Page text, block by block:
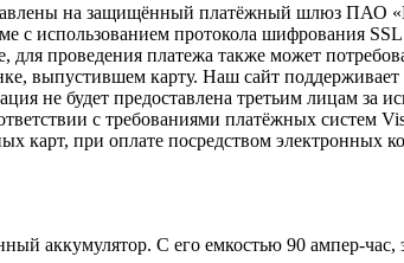
на защищённый платёжный шлюз
использованием протокола шифрования
проведения платежа также может
выпустившем карту. Наш сайт
не будет предоставлена третьим лицам за
с требованиями платёжных систем
карт, при оплате посредством электронных
аккумулятор. С его емкостью 90 ампер-час,